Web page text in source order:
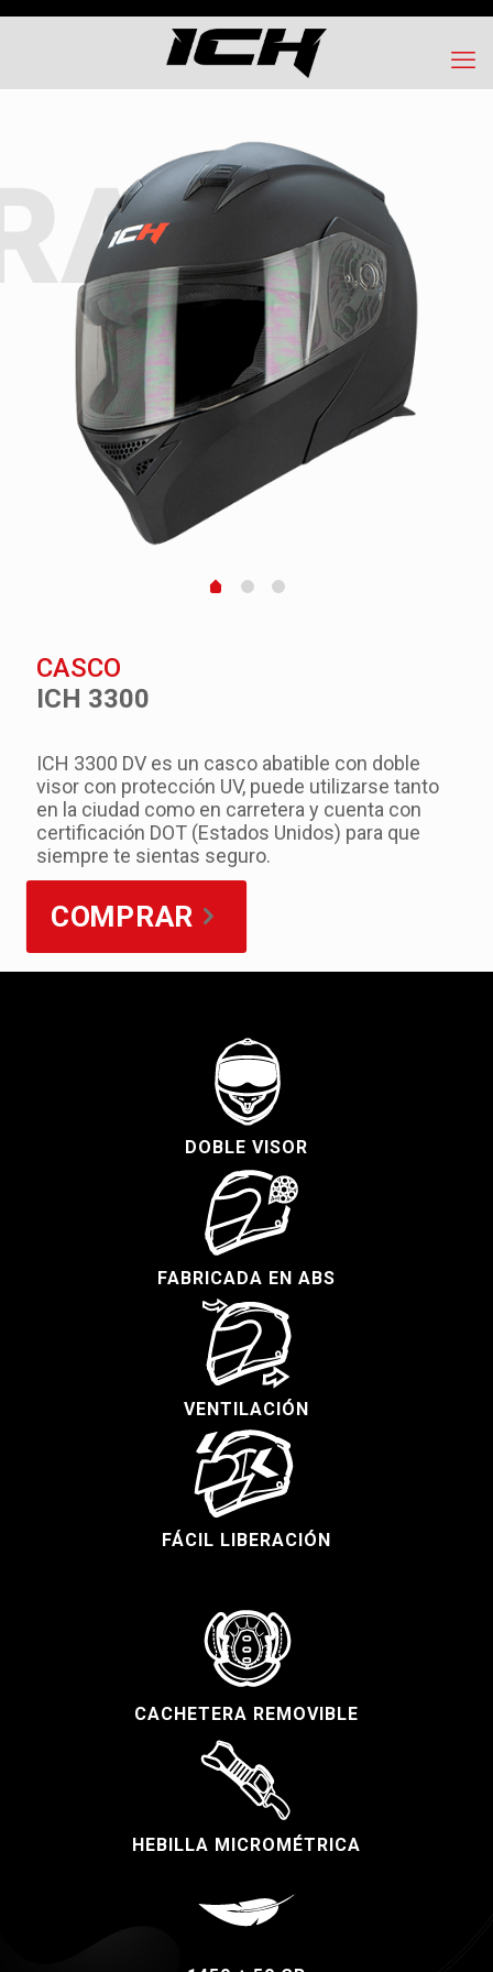
CASCO
ICH 3300
ICH 3300 DV es un casco abatible con doble
visor con protección UV, puede utilizarse tanto
en la ciudad como en carretera y cuenta con
certificación DOT (Estados Unidos) para que
siempre te sientas seguro.
COMPRAR
DOBLE VISOR
FABRICADA EN ABS
VENTILACIÓN
FÁCIL LIBERACIÓN
CACHETERA REMOVIBLE
HEBILLA MICROMÉTRICA